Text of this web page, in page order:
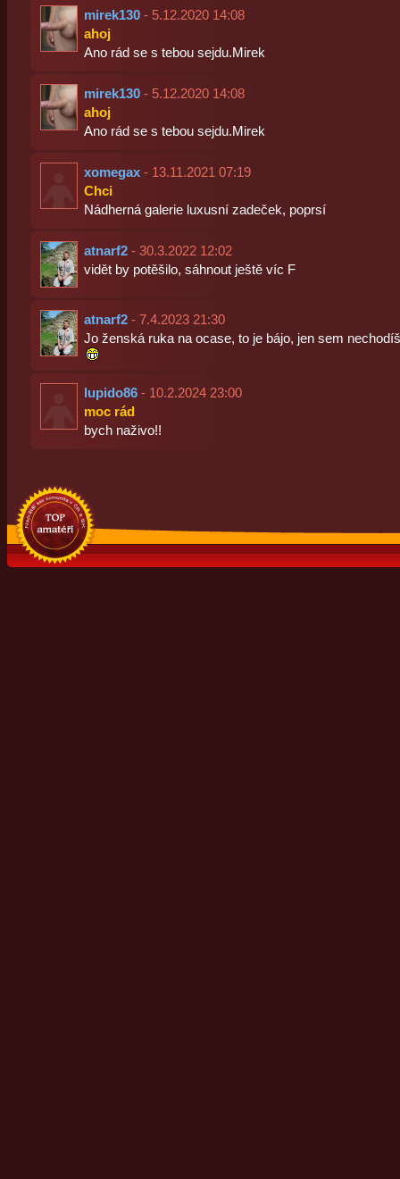
mirek130- 5.12.2020 14:08
ahoj
Ano rád se s tebou sejdu.Mirek
mirek130- 5.12.2020 14:08
ahoj
Ano rád se s tebou sejdu.Mirek
xomegax- 13.11.2021 07:19
Chci
Nádherná galerie luxusní zadeček, poprsí
atnarf2- 30.3.2022 12:02
vidět by potěšilo, sáhnout ještě víc F
atnarf2- 7.4.2023 21:30
Jo ženská ruka na ocase, to je bájo, jen sem
lupido86- 10.2.2024 23:00
moc rád
bych naživo!!